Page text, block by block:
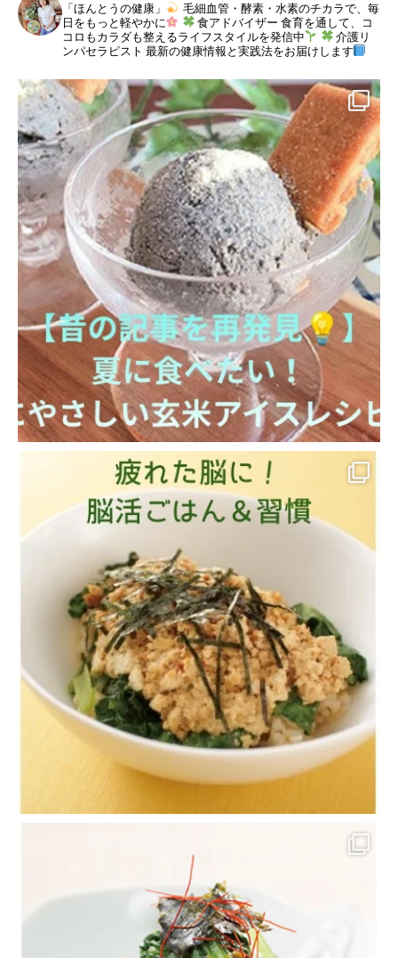
「ほんとうの健康」
毛細血管・酵素・水素のチカラで、毎
日をもっと軽やかに
食アドバイザー 食育を通して、コ
コロもカラダも整えるライフスタイルを発信中
介護リ
ンパセラピスト 最新の健康情報と実践法をお届けします